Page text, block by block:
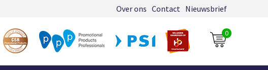
Over ons Contact Nieuwsbrief
0